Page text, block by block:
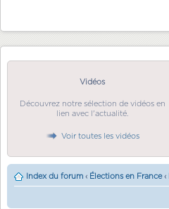
Vidéos
Découvrez notre sélection de vidéos en
lien avec l'actualité.
Voir toutes les vidéos
Index du forum ‹ Élections en France ‹